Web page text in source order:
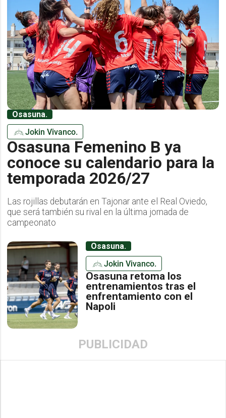
Osasuna.
Jokin Vivanco.
Osasuna Femenino B ya
conoce su calendario para la
temporada 2026/27
Las rojillas debutarán en Tajonar ante el Real Oviedo,
que será también su rival en la última jornada de
campeonato
Osasuna.
Jokin Vivanco.
Osasuna retoma los
entrenamientos tras el
enfrentamiento con el
Napoli
PUBLICIDAD